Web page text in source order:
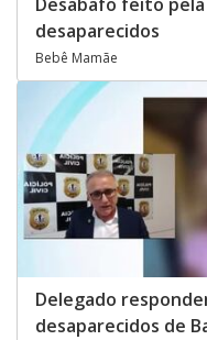
desaparecidos
Bebê Mamãe
Delegado
desaparecidos de